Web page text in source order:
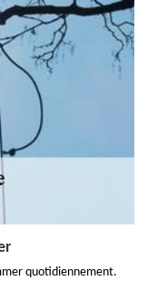
quotidiennement.